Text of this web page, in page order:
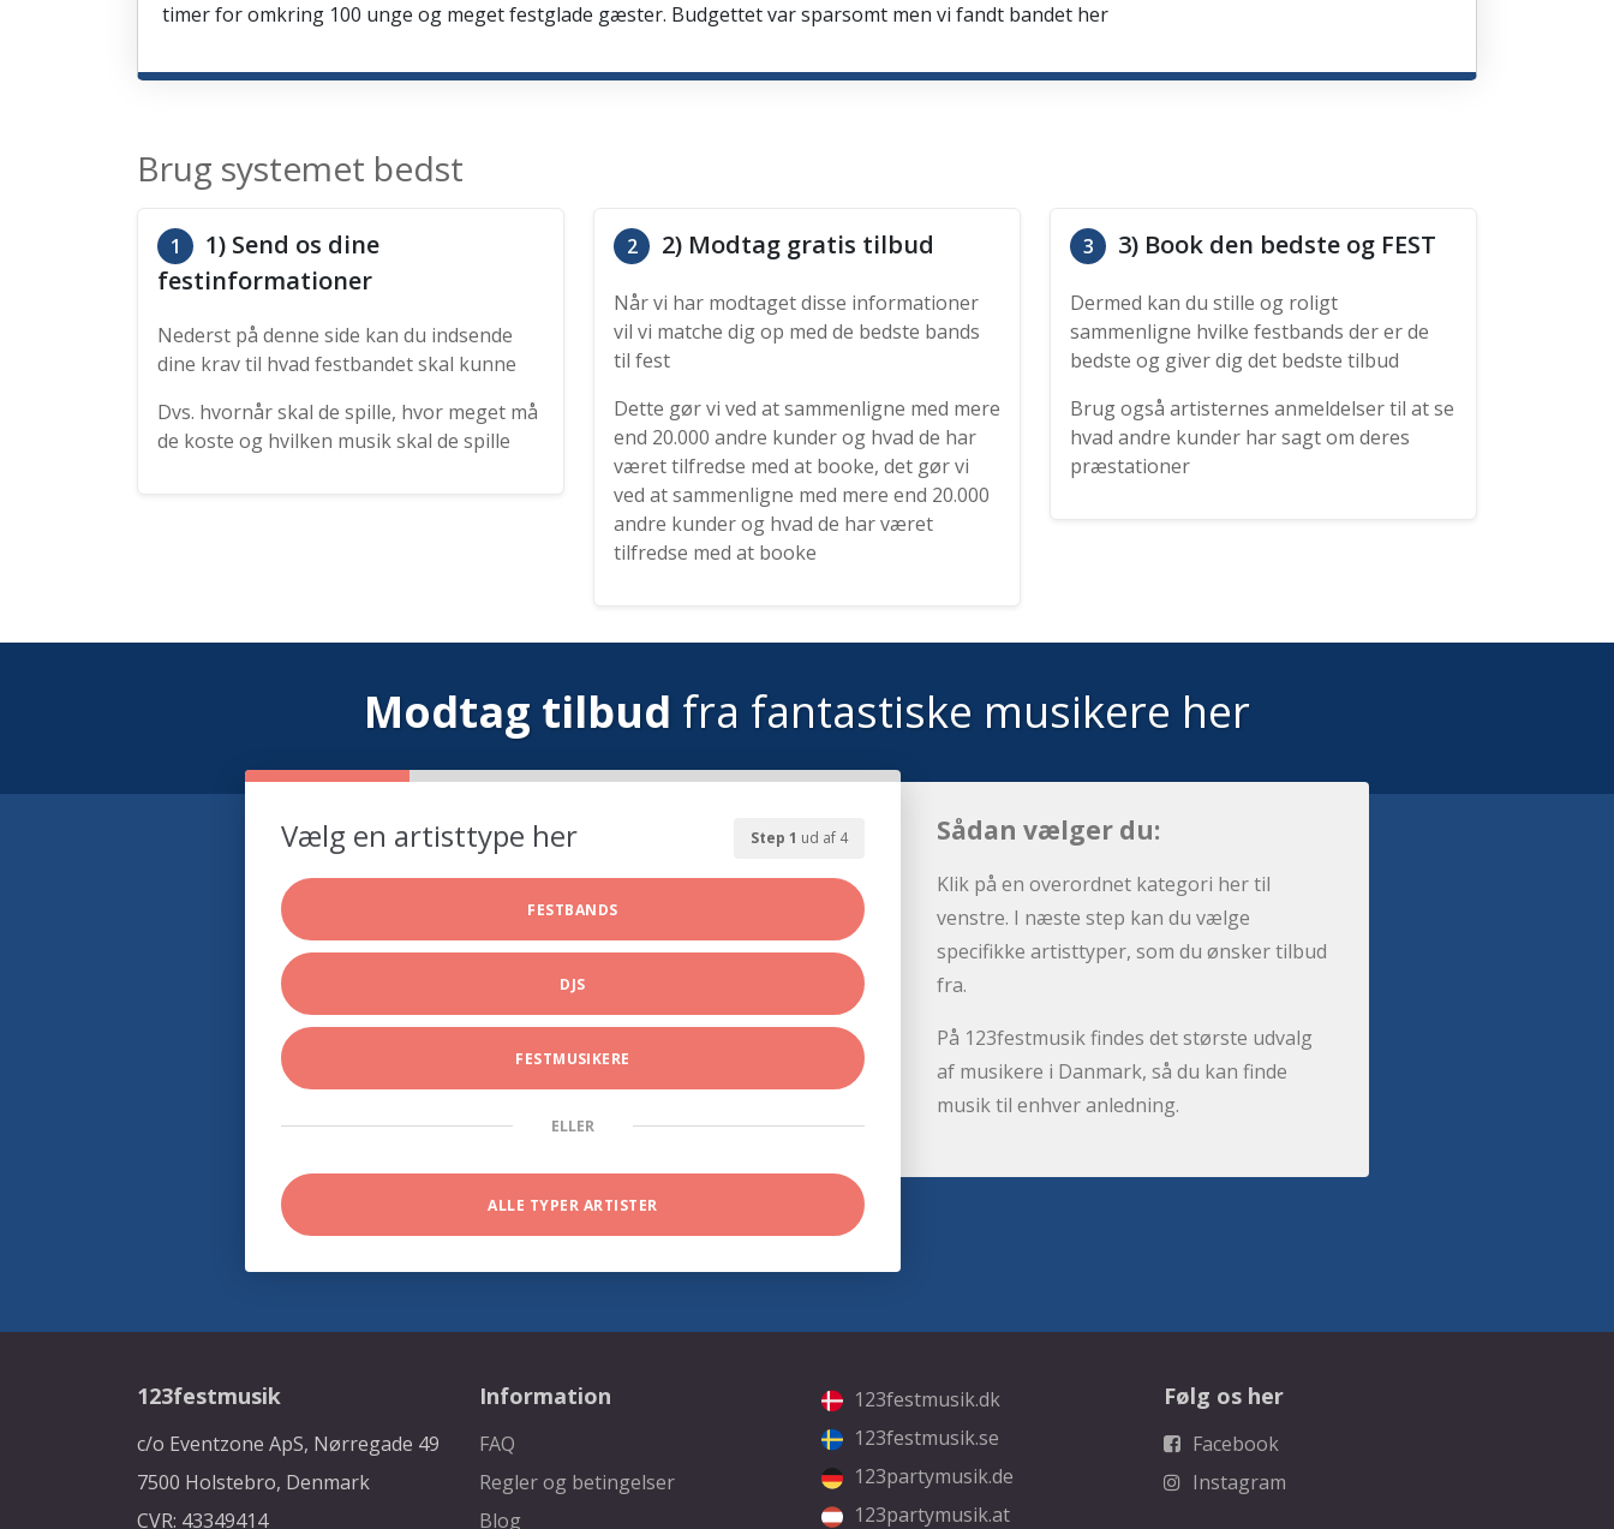
timer for omkring 100 unge og meget festglade gæster. Budgettet var sparsomt men vi fandt bandet her
Brug systemet bedst
1
1) Send os dine
festinformationer
Nederst på denne side kan du indsende
dine krav til hvad festbandet skal kunne
Dvs. hvornår skal de spille, hvor meget må
de koste og hvilken musik skal de spille
2 2) Modtag gratis tilbud
Når vi har modtaget disse informationer
vil vi matche dig op med de bedste bands
til fest
Dette gør vi ved at sammenligne med mere
end 20.000 andre kunder og hvad de har
været tilfredse med at booke, det gør vi
ved at sammenligne med mere end 20.000
andre kunder og hvad de har været
tilfredse med at booke
3 3) Book den bedste og FEST
Dermed kan du stille og roligt
sammenligne hvilke festbands der er de
bedste og giver dig det bedste tilbud
Brug også artisternes anmeldelser til at se
hvad andre kunder har sagt om deres
præstationer
Modtag tilbud fra fantastiske musikere her
Step 1 ud af 4
Vælg en artisttype her
FESTBANDS
DJS
FESTMUSIKERE
ELLER
ALLE TYPER ARTISTER
Sådan vælger du:
Klik på en overordnet kategori her til
venstre. I næste step kan du vælge
specifikke artisttyper, som du ønsker tilbud
fra.
På 123festmusik findes det største udvalg
af musikere i Danmark, så du kan finde
musik til enhver anledning.
123festmusik
c/o Eventzone ApS, Nørregade 49
7500 Holstebro, Denmark
CVR: 43349414
Information
FAQ
Regler og betingelser
Blog
123festmusik.dk
123festmusik.se
123partymusik.de
123partymusik.at
Følg os her
Facebook
Instagram